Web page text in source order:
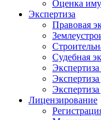
Оценка
Экспертиза
Правовая
Судебная
Экспертиза
Лицензирование